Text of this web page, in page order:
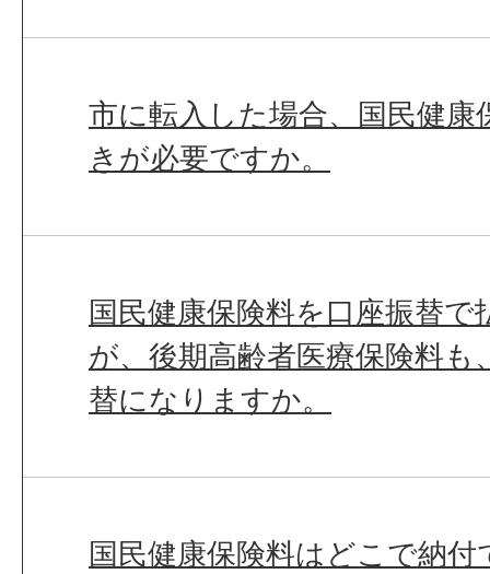
市に転入した場合、国民健康
きが必要ですか。
国民健康保険料を口座振替
が、後期高齢者医療保険料も
替になりますか。
国民健康保険料はどこで納